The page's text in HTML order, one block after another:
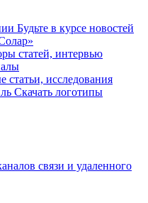
Будьте в курсе новостей
статей, интервью
статьи, исследования
Скачать логотипы
связи и удаленного